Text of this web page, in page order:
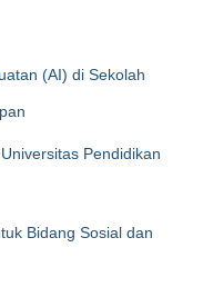
(AI) di Sekolah
Pendidikan
Bidang Sosial dan